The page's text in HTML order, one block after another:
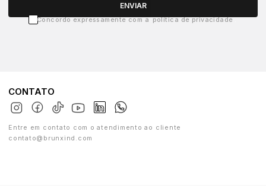
ENVIAR
Concordo expressamente com a política de privacidade
CONTATO
Entre em contato com o atendimento ao cliente
contato@brunxind.com